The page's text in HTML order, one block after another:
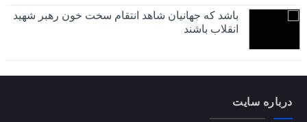
باشد که جهانیان شاهد انتقام سخت خون رهبر شهید
انقلاب باشند
درباره سایت